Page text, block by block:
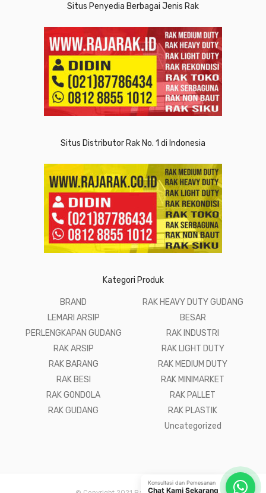
Situs Penyedia Berbagai Jenis Rak
Situs Distributor Rak No. 1 di Indonesia
Kategori Produk
BRAND
LEMARI ARSIP
PERLENGKAPAN GUDANG
RAK ARSIP
RAK BARANG
RAK BESI
RAK GONDOLA
RAK GUDANG
RAK HEAVY DUTY GUDANG
BESAR
RAK INDUSTRI
RAK LIGHT DUTY
RAK MEDIUM DUTY
RAK MINIMARKET
RAK PALLET
RAK PLASTIK
Uncategorized
Konsultasi dan Pemesanan
Chat Kami Sekarang